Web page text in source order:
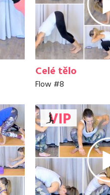
Celé tělo
Flow #8